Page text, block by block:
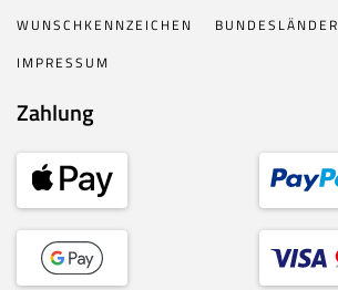
WUNSCHKENNZEICHEN BUNDESLÄNDER
IMPRESSUM
Zahlung